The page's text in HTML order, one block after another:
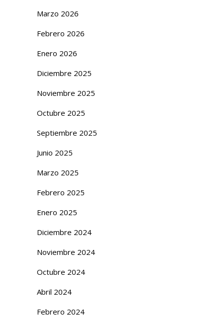
Marzo 2026
Febrero 2026
Enero 2026
Diciembre 2025
Noviembre 2025
Octubre 2025
Septiembre 2025
Junio 2025
Marzo 2025
Febrero 2025
Enero 2025
Diciembre 2024
Noviembre 2024
Octubre 2024
Abril 2024
Febrero 2024